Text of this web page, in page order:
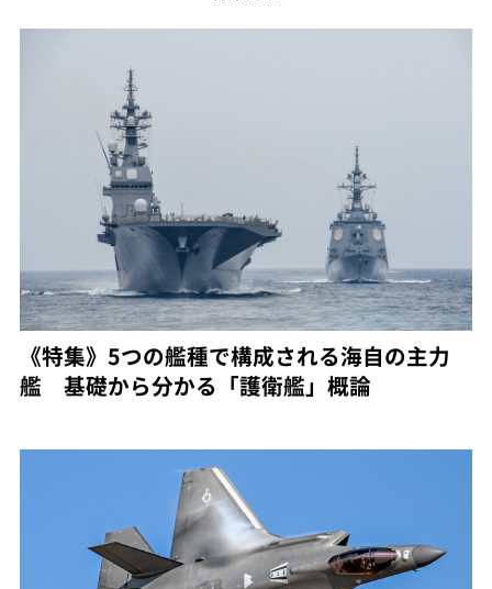
《特集》5つの艦種で構成される海自の主力
艦 基礎から分かる「護衛艦」概論